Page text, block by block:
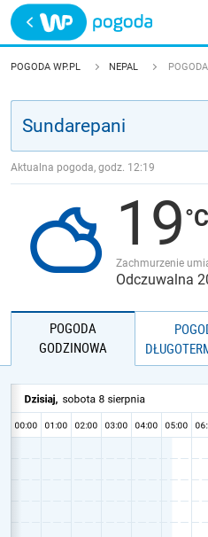
Trwa ładowanie
POLSKA
JAKOŚĆ POWIETRZA
POGODA WP.PL NEPAL
Aktualna pogoda, godz. 12:19
19
Zachmurzenie
Odczuwalna
POGODA
GODZINOWA